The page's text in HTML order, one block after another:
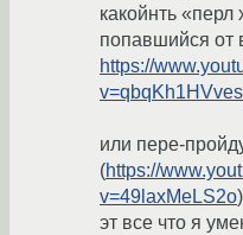
какойнть
попавшийся от
https://
v=qbqKh1HVves
или пере-
(https://
v=49laxMeLS2o)
эт все что я